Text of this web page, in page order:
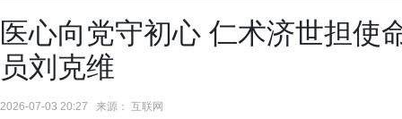
医心向党守初心 仁术济世担
员刘克维
2026-07-03 20:27 来源： 互联网